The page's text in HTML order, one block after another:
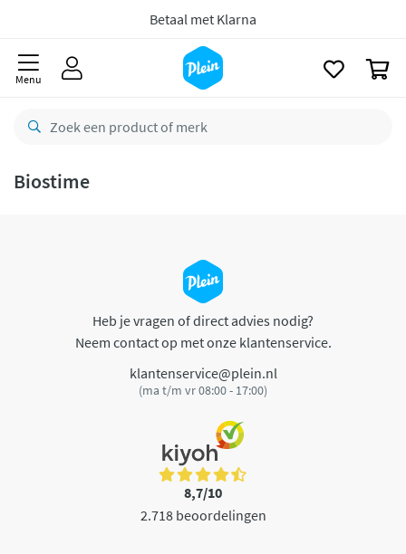
Betaal met Klarna
Menu
Biostime
Heb je vragen of direct advies nodig?
Neem contact op met onze klantenservice.
klantenservice@plein.nl
(ma t/m vr 08:00 - 17:00)
8,7/10
2.718 beoordelingen